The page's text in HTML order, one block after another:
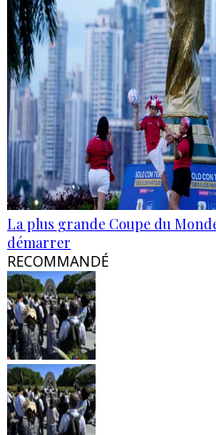
La plus grande Coupe du
démarrer
RECOMMANDÉ